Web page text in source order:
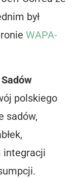
był
WAPA-
polskiego
sadów,
integracji